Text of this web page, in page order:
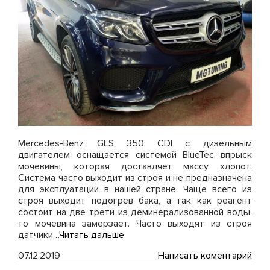
Mercedes-Benz GLS 350 CDI с дизельным
двигателем оснащается системой BlueTec впрыск
мочевины, которая доставляет массу хлопот.
Система часто выходит из строя и не предназначена
для эксплуатации в нашей стране. Чаще всего из
строя выходит подогрев бака, а так как реагент
состоит на две трети из деминерализованной воды,
то мочевина замерзает. Часто выходят из строя
датчики…Читать дальше
07.12.2019
Написать коментарий